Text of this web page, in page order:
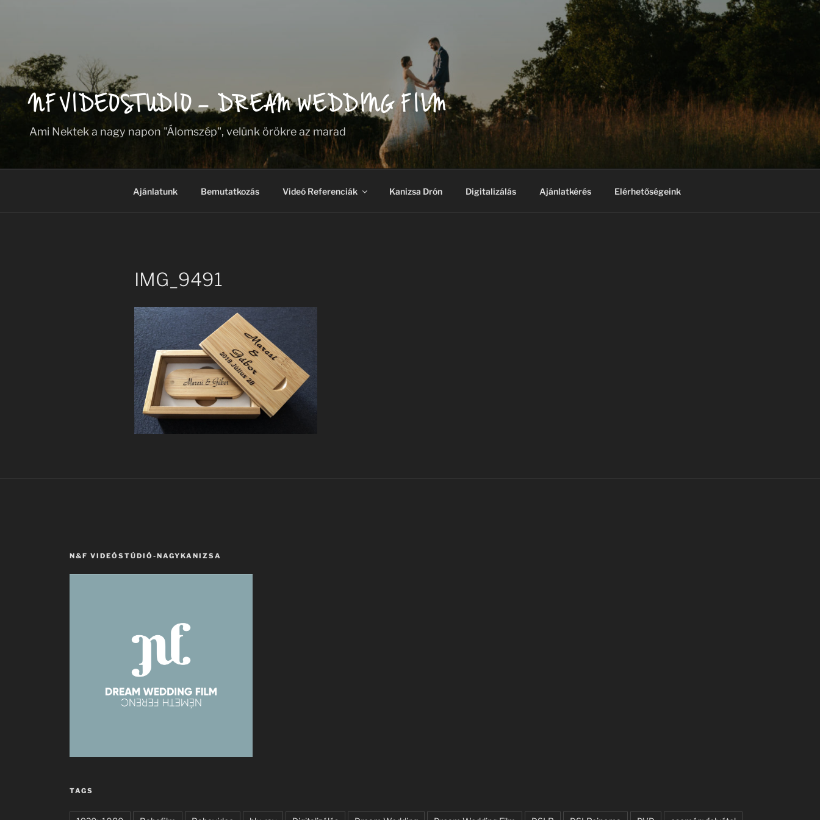
NF VIDEOSTUDIO – DREAM WEDDING FILM
Ami Nektek a nagy napon "Álomszép", velünk örökre az marad
Ajánlatunk Bemutatkozás Videó Referenciák Kanizsa Drón Digitalizálás Ajánlatkérés Elérhetőségeink
IMG_9491
N&F VIDEÓSTÚDIÓ-NAGYKANIZSA
TAGS